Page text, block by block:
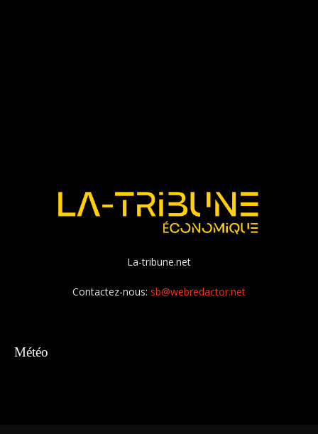
La-tribune.net
Contactez-nous: sb@webredactor.net
Météo